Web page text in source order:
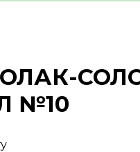
№10